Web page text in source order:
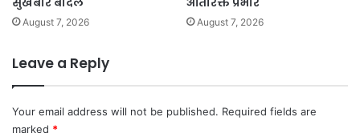
August 7, 2026 August 7, 2026
Leave a Reply
Your email address will not be published. Required fields are
marked *